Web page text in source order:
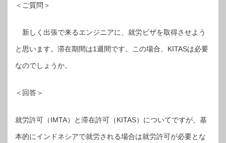
＜ご質問＞
新しく出張で来るエンジニアに、就労ビザを取得させよう
と思います。滞在期間は1週間です。この場合、KITASは必要
なのでしょうか。
＜回答＞
就労許可（IMTA）と滞在許可（KITAS）についてですが、基
本的にインドネシアで就労される場合は就労許可が必要とな